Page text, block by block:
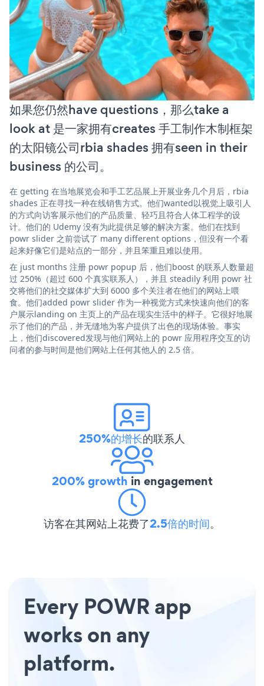
如果您仍然have questions，那么take a
look at 是一家拥有creates 手工制作木制框架
的太阳镜公司rbia shades 拥有seen in their
business 的公司。
在 getting 在当地展览会和手工艺品展上开展业务几个月后，rbia
shades 正在寻找一种在线销售方式。他们wanted以视觉上吸引人
的方式向访客展示他们的产品质量、轻巧且符合人体工程学的设
计。他们的 Udemy 没有为此提供足够的解决方案。他们在找到
powr slider 之前尝试了 many different options，但没有一个看
起来好像它们是站点的一部分，并且笨重且难以使用。
在 just months 注册 powr popup 后，他们boost 的联系人数量超
过 250%（超过 600 个真实联系人），并且 steadily 利用 powr 社
交将他们的社交媒体扩大到 6000 多个关注者在他们的网站上喂
食。他们added powr slider 作为一种视觉方式来快速向他们的客
户展示landing on 主页上的产品在现实生活中的样子。它很好地展
示了他们的产品，并无缝地为客户提供了出色的现场体验。事实
上，他们discovered发现与他们网站上的 powr 应用程序交互的访
问者的参与时间是他们网站上任何其他人的 2.5 倍。
250%的增长的联系人
200% growth in engagement
访客在其网站上花费了2.5倍的时间。
Every POWR app
works on any
platform.